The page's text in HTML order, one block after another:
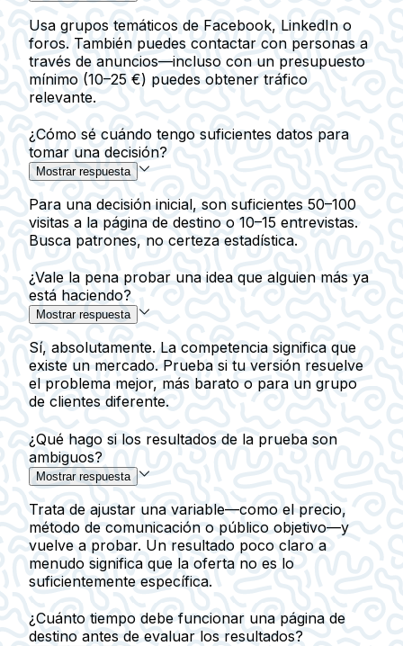
Usa grupos temáticos de Facebook, LinkedIn o
foros. También puedes contactar con personas a
través de anuncios—incluso con un presupuesto
mínimo (10–25 €) puedes obtener tráfico
relevante.
¿Cómo sé cuándo tengo suficientes datos para
tomar una decisión?
Mostrar respuesta
Para una decisión inicial, son suficientes 50–100
visitas a la página de destino o 10–15 entrevistas.
Busca patrones, no certeza estadística.
¿Vale la pena probar una idea que alguien más ya
está haciendo?
Mostrar respuesta
Sí, absolutamente. La competencia significa que
existe un mercado. Prueba si tu versión resuelve
el problema mejor, más barato o para un grupo
de clientes diferente.
¿Qué hago si los resultados de la prueba son
ambiguos?
Mostrar respuesta
Trata de ajustar una variable—como el precio,
método de comunicación o público objetivo—y
vuelve a probar. Un resultado poco claro a
menudo significa que la oferta no es lo
suficientemente específica.
¿Cuánto tiempo debe funcionar una página de
destino antes de evaluar los resultados?